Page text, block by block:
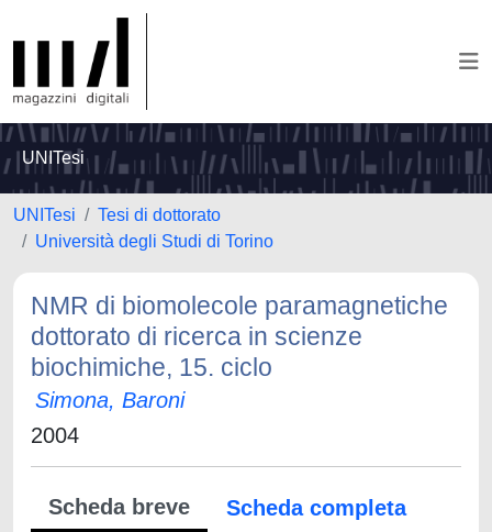
UNITesi
UNITesi
Tesi di dottorato
Università degli Studi di Torino
NMR di biomolecole paramagnetiche
dottorato di ricerca in scienze
biochimiche, 15. ciclo
Simona, Baroni
2004
Scheda breve
Scheda completa